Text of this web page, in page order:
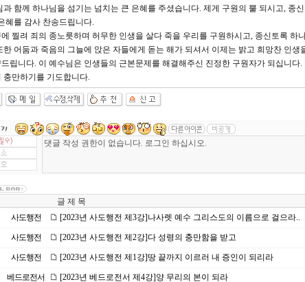
과 함께 하나님을 섬기는 넘치는 큰 은혜를 주셨습니다. 제게 구원의 뿔 되시고, 종
혜를 감사 찬송드립니다.
찔려 죄의 종노릇하며 허무한 인생을 살다 죽을 우리를 구원하시고, 종신토록 하
한 어둠과 죽음의 그늘에 앉은 자들에게 돋는 해가 되셔서 이제는 밝고 희망찬 인생
립니다. 이 예수님은 인생들의 근본문제를 해결해주신 진정한 구원자가 되십니
충만하기를 기도합니다.
글 제 목
사도행전 [2023년 사도행전 제3강]나사렛 예수 그리스도의 이름으로 걸으라..
사도행전 [2023년 사도행전 제2강]다 성령의 충만함을 받고
사도행전 [2023년 사도행전 제1강]땅 끝까지 이르러 내 증인이 되리라
베드로전서 [2023년 베드로전서 제4강]양 무리의 본이 되라